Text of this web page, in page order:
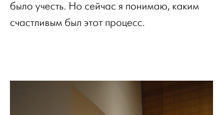
было учесть. Но сейчас я понимаю, каким
счастливым был этот процесс.